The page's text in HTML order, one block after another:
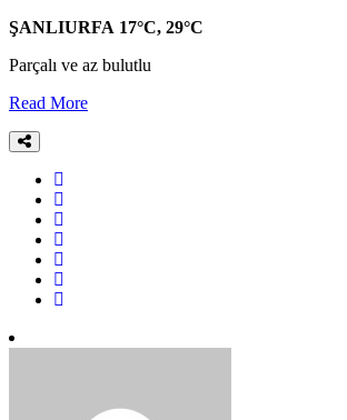
ŞANLIURFA 17°C, 29°C
Parçalı ve az bulutlu
Read More